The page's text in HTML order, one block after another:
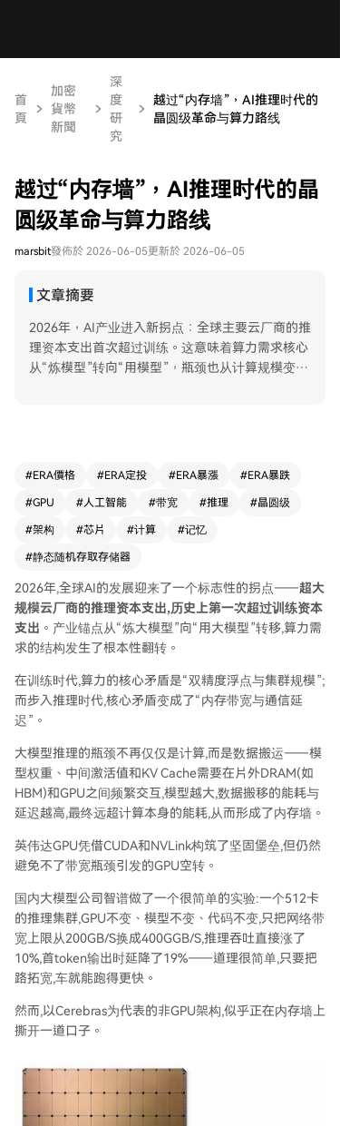
首
頁
加密
貨幣
新聞
深
度
研
究
越过“内存墙”，AI推理时代的
晶圆级革命与算力路线
越过“内存墙”，AI推理时代的晶
圆级革命与算力路线
marsbit發佈於 2026-06-05更新於 2026-06-05
文章摘要
2026年，AI产业进入新拐点：全球主要云厂商的推
理资本支出首次超过训练。这意味着算力需求核心
从“炼模型”转向“用模型”，瓶颈也从计算规模变为
核心和44GB片上SRAM，带来远超传统GPU（如英
存储于片外MemoryX，按需流式传输至芯片计
算，从而在LLM推理，尤其是首token延迟和长上
GPU的1.5-5倍。同时，其芯片内互联功耗也远低
于当前GPU。 但这种极致物理优化也带来挑战：
通过先进制程提升SRAM容量的路径已近天花板；
整片晶圆发热量大，需专用液冷；片外I/O带宽有
限，难以高速扩展形成大规模集群；软件生态也与
条路径围剿：1）自研ASIC推理芯片（如谷歌TP
U、微软Maia）；2）利用台积电SoW等先进封装
技术将“晶圆级”能力通用化、平民化；3）探索光
互联/光计算作为终极解决方案。 Cerebras还面临
商业转型的挑战，巨额订单迫使其从芯片商转向云
服务商，需快速建设专用数据中心，交付压力巨
大。 最终，AI推理时代的算力架构呈现路线分野：
达向右，以通用性应对多变负载。技术变革仍在继
续，谁将主导未来，尚无定论。
#ERA價格 #ERA定投 #ERA暴漲 #ERA暴跌
#GPU #人工智能 #带宽 #推理 #晶圆级
#架构 #芯片 #计算 #记忆
#静态随机存取存储器
2026年,全球AI的发展迎来了一个标志性的拐点——超大
规模云厂商的推理资本支出,历史上第一次超过训练资本
支出 。产业锚点从“炼大模型”向“用大模型”转移,算力需
求的结构发生了根本性翻转。
在训练时代,算力的核心矛盾是“双精度浮点与集群规模”;
而步入推理时代,核心矛盾变成了“内存带宽与通信延
迟”。
大模型推理的瓶颈不再仅仅是计算,而是数据搬运——模
型权重、中间激活值和KV Cache需要在片外DRAM(如
HBM)和GPU之间频繁交互,模型越大,数据搬移的能耗与
延迟越高,最终远超计算本身的能耗,从而形成了内存墙。
英伟达GPU凭借CUDA和NVLink构筑了坚固堡垒,但仍然
避免不了带宽瓶颈引发的GPU空转。
国内大模型公司智谱做了一个很简单的实验:一个512卡
的推理集群,GPU不变、模型不变、代码不变,只把网络带
宽上限从200GB/S换成400GGB/S,推理吞吐直接涨了
10%,首token输出时延降了19%——道理很简单,只要把
路拓宽,车就能跑得更快。
然而,以Cerebras为代表的非GPU架构,似乎正在内存墙上
撕开一道口子。